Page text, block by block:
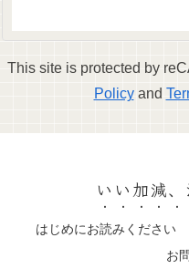
This site is protected by
Policyand
いい加減
はじめにお読みください
お